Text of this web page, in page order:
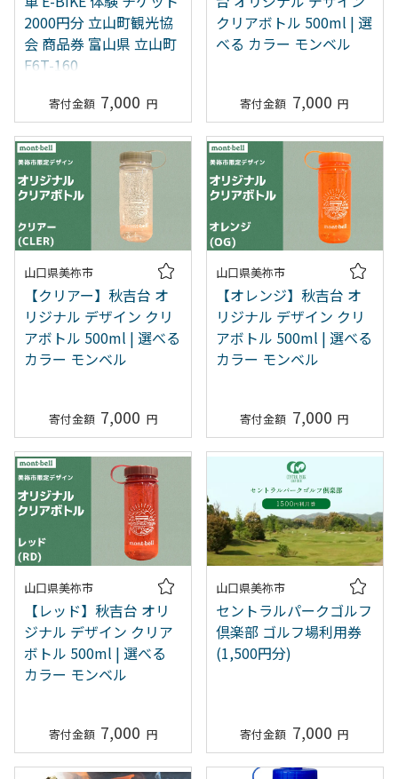
2000円分 立山町観光協
会 商品券 富山県 立山町
F6T-160
7,000
クリアボトル 500ml | 選
べる カラー モンベル
7,000
山口県美祢市
【クリアー】秋吉台 オ
リジナル デザイン クリ
アボトル 500ml | 選べる
カラー モンベル
7,000
山口県美祢市
【オレンジ】秋吉台 オ
リジナル デザイン クリ
アボトル 500ml | 選べる
カラー モンベル
7,000
山口県美祢市
【レッド】秋吉台 オリ
ジナル デザイン クリア
ボトル 500ml | 選べる
カラー モンベル
7,000
山口県美祢市
セントラルパークゴルフ
倶楽部 ゴルフ場利用券
(1,500円分)
7,000